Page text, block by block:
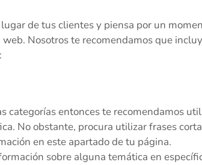
de tus clientes y piensa por un
Nosotros te recomendamos que
categorías entonces te recomendamos
No obstante, procura utilizar frases
en este apartado de tu página.
sobre alguna temática en